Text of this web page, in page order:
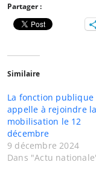
Partager :
Similaire
La fonction publique
appelle à rejoindre la
mobilisation le 12
décembre
9 décembre 2024
Dans "Actu